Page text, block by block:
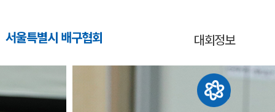
서울특별시 배구협회 대회정보